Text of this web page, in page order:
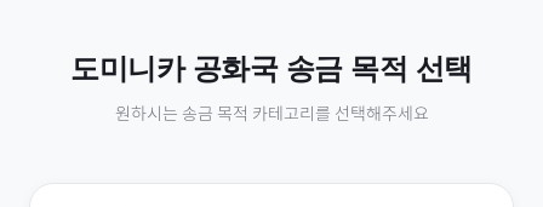
도미니카 공화국송금 목적 선택
원하시는 송금 목적 카테고리를 선택해주세요